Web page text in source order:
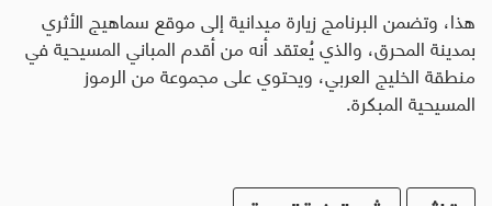
هذا، وتضمن البرنامج زيارة ميدانية إلى موقع سماهيج الأثري
بمدينة المحرق، والذي يُعتقد أنه من أقدم المباني المسيحية في
منطقة الخليج العربي، ويحتوي على مجموعة من الرموز
المسيحية المبكرة.